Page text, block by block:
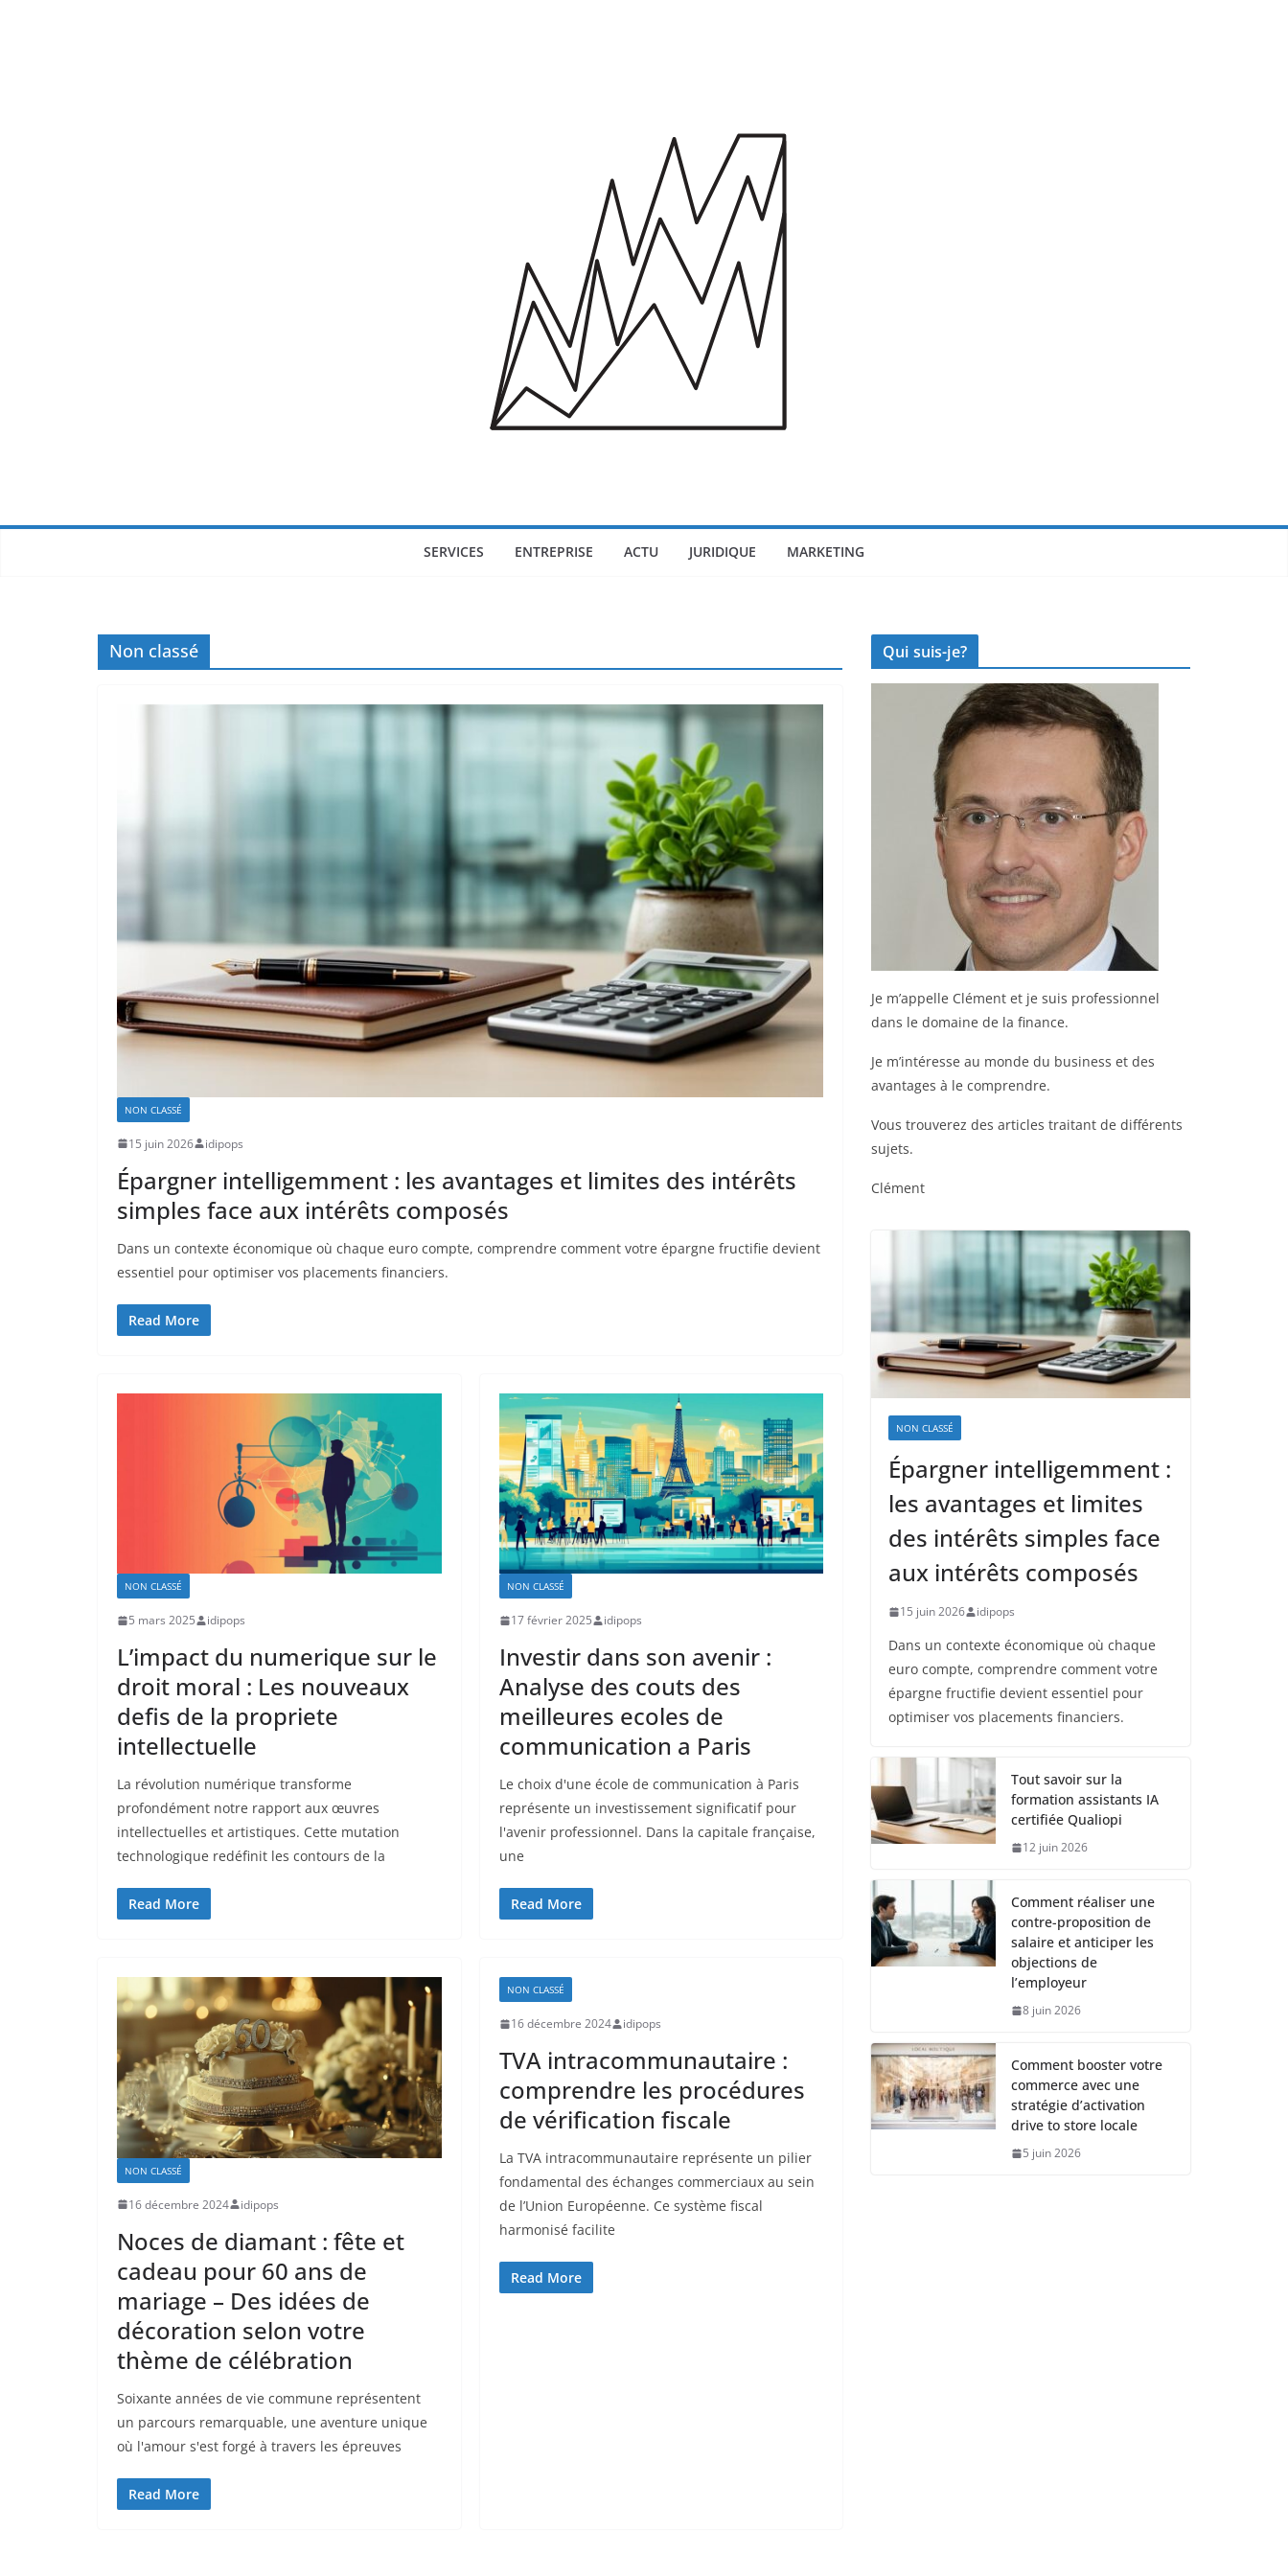
SERVICES ENTREPRISE ACTU JURIDIQUE MARKETING
Non classé
NON CLASSÉ
15 juin 2026 idipops
Épargner intelligemment : les avantages et limites des intérêts
simples face aux intérêts composés
Dans un contexte économique où chaque euro compte, comprendre comment votre épargne fructifie devient
essentiel pour optimiser vos placements financiers.
Read More
NON CLASSÉ
5 mars 2025 idipops
L’impact du numerique sur le
droit moral : Les nouveaux
defis de la propriete
intellectuelle
La révolution numérique transforme
profondément notre rapport aux œuvres
intellectuelles et artistiques. Cette mutation
technologique redéfinit les contours de la
Read More
NON CLASSÉ
17 février 2025 idipops
Investir dans son avenir :
Analyse des couts des
meilleures ecoles de
communication a Paris
Le choix d'une école de communication à Paris
représente un investissement significatif pour
l'avenir professionnel. Dans la capitale française,
une
Read More
NON CLASSÉ
16 décembre 2024 idipops
Noces de diamant : fête et
cadeau pour 60 ans de
mariage – Des idées de
décoration selon votre
thème de célébration
Soixante années de vie commune représentent
un parcours remarquable, une aventure unique
où l'amour s'est forgé à travers les épreuves
Read More
NON CLASSÉ
16 décembre 2024 idipops
TVA intracommunautaire :
comprendre les procédures
de vérification fiscale
La TVA intracommunautaire représente un pilier
fondamental des échanges commerciaux au sein
de l’Union Européenne. Ce système fiscal
harmonisé facilite
Read More
Qui suis-je?
Je m’appelle Clément et je suis professionnel
dans le domaine de la finance.
Je m’intéresse au monde du business et des
avantages à le comprendre.
Vous trouverez des articles traitant de différents
sujets.
Clément
NON CLASSÉ
Épargner intelligemment :
les avantages et limites
des intérêts simples face
aux intérêts composés
15 juin 2026 idipops
Dans un contexte économique où chaque
euro compte, comprendre comment votre
épargne fructifie devient essentiel pour
optimiser vos placements financiers.
Tout savoir sur la
formation assistants IA
certifiée Qualiopi
12 juin 2026
Comment réaliser une
contre-proposition de
salaire et anticiper les
objections de
l’employeur
8 juin 2026
Comment booster votre
commerce avec une
stratégie d’activation
drive to store locale
5 juin 2026